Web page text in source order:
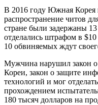
В 2016 году Южная Корея
распространение читов
стране были задержаны
отделались штрафом в
10 обвиняемых ждут
Мужчина нарушил закон
Кореи, закон о защите
технологий и мог
прохождением
180 тысяч долларов на